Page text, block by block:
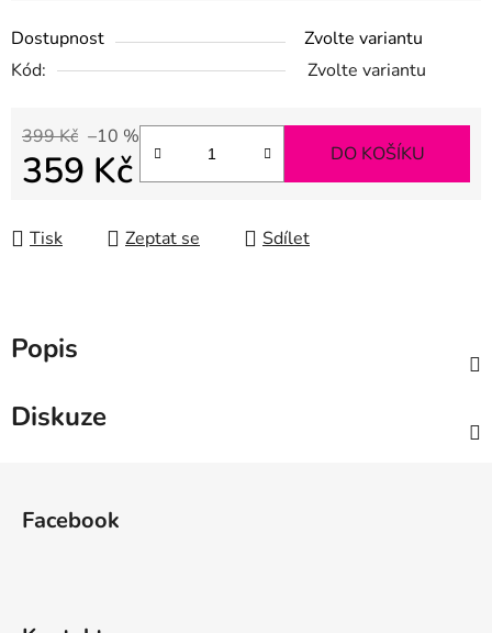
Dostupnost
Zvolte variantu
Kód:
Zvolte variantu
399 Kč –10 %
359 Kč DO KOŠÍKU
Tisk Zeptat se Sdílet
Popis
Diskuze
Facebook